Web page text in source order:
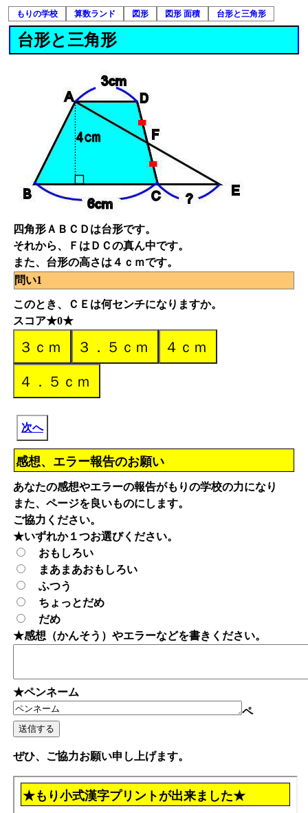
もりの学校 算数ランド 図形 図形 面積 台形と三角形
台形と三角形
四角形ＡＢＣＤは台形です。
それから、ＦはＤＣの真ん中です。
また、台形の高さは４ｃｍです。
問い1
このとき、ＣＥは何センチになりますか。
スコア★0★
次へ
感想、エラー報告のお願い
あなたの感想やエラーの報告がもりの学校の力になり
また、ページを良いものにします。
ご協力ください。
★いずれか１つお選びください。
おもしろい
まあまあおもしろい
ふつう
ちょっとだめ
だめ
★感想（かんそう）やエラーなどを書きください。
★ペンネーム
ペ
ぜひ、ご協力お願い申し上げます。